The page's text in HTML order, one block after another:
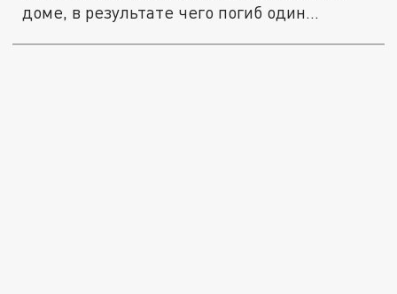
доме, в результате чего погиб один...